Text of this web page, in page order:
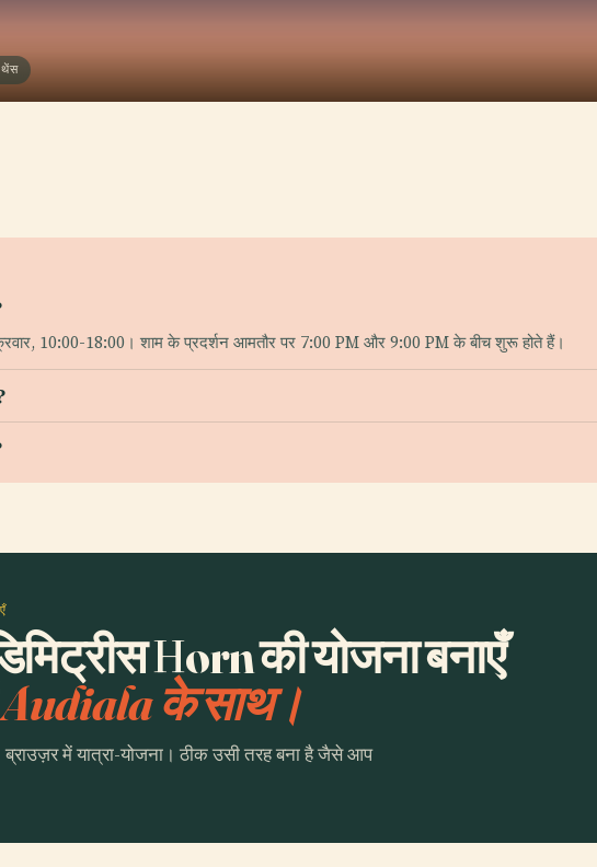
10:00-18:00। शाम के प्रदर्शन आमतौर पर 7:00 PM और 9:00 PM के बीच शुरू होते हैं।
Ηorn की योजना बनाएँ
Audiala के साथ।
में यात्रा-योजना। ठीक उसी तरह बना है जैसे आप